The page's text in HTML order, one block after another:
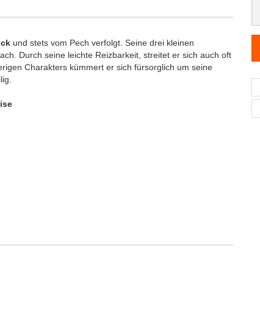
und stets vom Pech verfolgt. Seine drei kleinen
Durch seine leichte Reizbarkeit, streitet er sich auch oft
Charakters kümmert er sich fürsorglich um seine